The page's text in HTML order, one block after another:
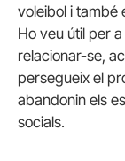
voleibol i també
Ho veu útil per
relacionar-se,
persegueix el
abandonin els
socials.